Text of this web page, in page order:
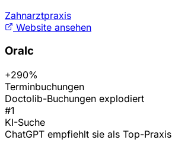
Zahnarztpraxis
Website ansehen
Oralc
+290%
Terminbuchungen
Doctolib-Buchungen explodiert
#1
KI-Suche
ChatGPT empfiehlt sie als Top-Praxis